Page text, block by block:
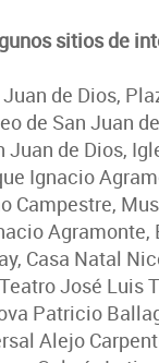
sitios de
de Dios,
de San Juan
Juan de Dios,
Ignacio
Campestre,
Agramonte,
Casa Natal
José Luis
Patricio
Alejo